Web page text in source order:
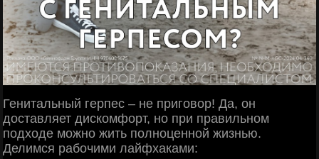
Генитальный герпес – не приговор! Да, он
доставляет дискомфорт, но при правильном
подходе можно жить полноценной жизнью.
Делимся рабочими лайфхаками: